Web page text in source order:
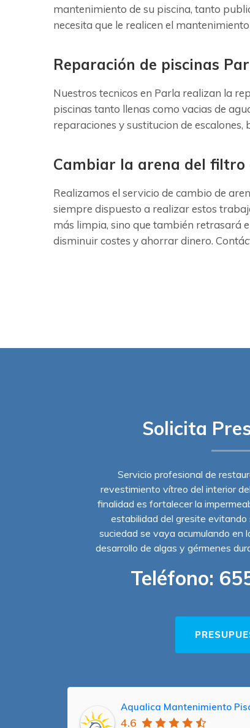
mantenimiento de su piscina, tanto
necesita que le realicen el
Reparación de piscinas
Nuestros tecnicos en Parla realizan la
piscinas tanto llenas como vacias de
reparaciones y sustitucion de escalones,
Cambiar la arena del filtro
Realizamos el servicio de cambio de
siempre dispuesto a realizar estos
más limpia, sino que también retrasará
disminuir costes y ahorrar dinero.
Solicita
Servicio profesional de
revestimiento vítreo del interior
finalidad es fortalecer la
estabilidad del gresite evitando
suciedad se vaya acumulando en
desarrollo de algas y gérmenes
Teléfono:
Aqualica Mantenimiento
4.6